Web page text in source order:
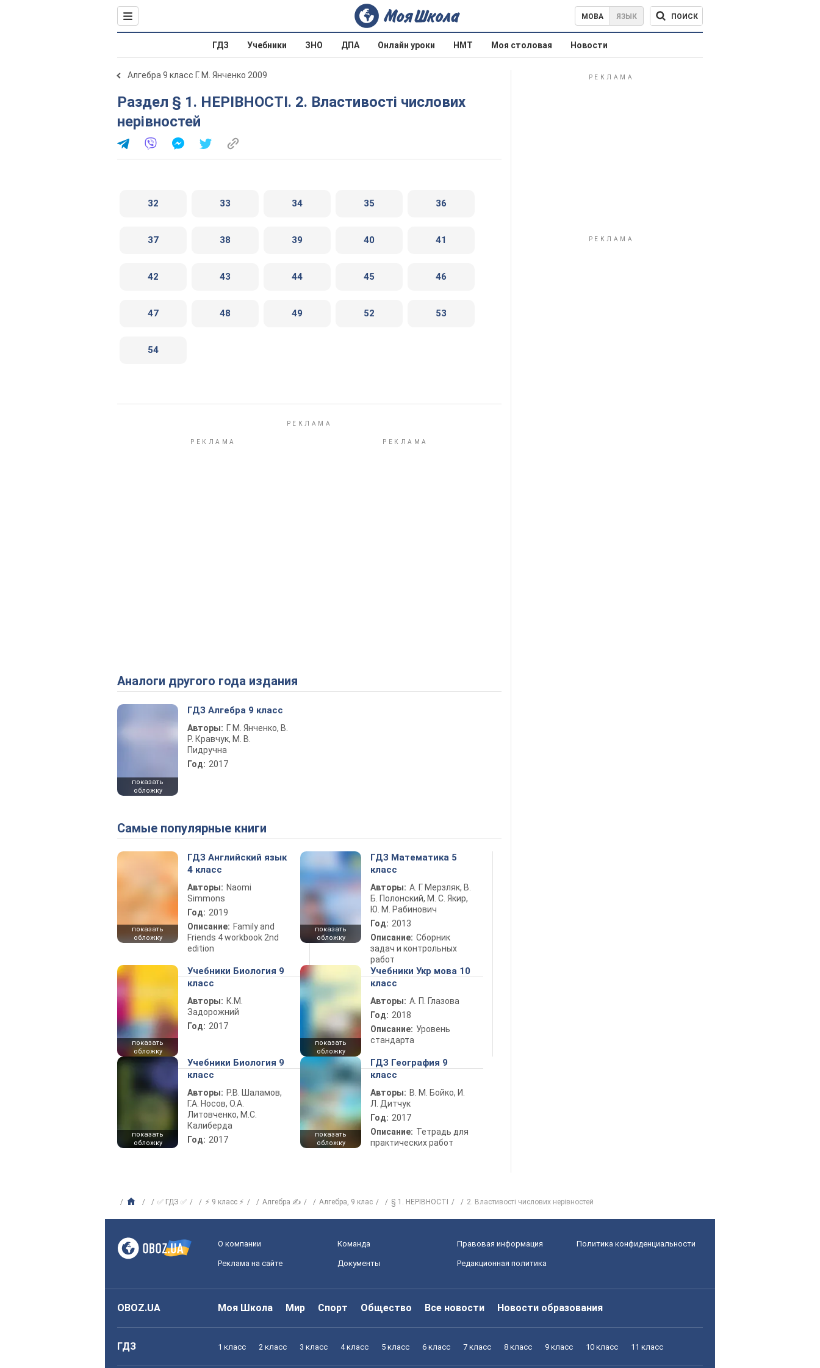
МОВА ЯЗЫК ПОИСК
ГДЗ Учебники ЗНО ДПА Онлайн уроки НМТ Моя столовая Новости
Алгебра 9 класс Г. М. Янченко 2009
Раздел § 1. НЕРІВНОСТІ. 2. Властивості числових
нерівностей
32 33 34 35 36
37 38 39 40 41
42 43 44 45 46
47 48 49 52 53
54
Аналоги другого года издания
показать
обложку
ГДЗ Алгебра 9 класс
Авторы: Г. М. Янченко, В.
Р. Кравчук, М. В.
Пидручна
Год: 2017
Самые популярные книги
показать
обложку
ГДЗ Английский язык
4 класс
Авторы: Naomi
Simmons
Год: 2019
Описание: Family and
Friends 4 workbook 2nd
edition
показать
обложку
ГДЗ Математика 5
класс
Авторы: А. Г. Мерзляк, В.
Б. Полонский, М. С. Якир,
Ю. М. Рабинович
Год: 2013
Описание: Сборник
задач и контрольных
работ
показать
обложку
Учебники Биология 9
класс
Авторы: К.М.
Задорожний
Год: 2017
показать
обложку
Учебники Укр мова 10
класс
Авторы: А. П. Глазова
Год: 2018
Описание: Уровень
стандарта
показать
обложку
Учебники Биология 9
класс
Авторы: Р.В. Шаламов,
Г.А. Носов, О.А.
Литовченко, М.С.
Калиберда
Год: 2017
показать
обложку
ГДЗ География 9
класс
Авторы: В. М. Бойко, И.
Л. Дитчук
Год: 2017
Описание: Тетрадь для
практических работ
✅ ГДЗ ✅ ⚡ 9 класс ⚡ Алгебра ✍ Алгебра, 9 клас § 1. НЕРІВНОСТІ 2. Властивості числових нерівностей
О компании Команда Правовая информация Политика конфиденциальности
Реклама на сайте Документы Редакционная политика
OBOZ.UA Моя Школа Мир Спорт Общество Все новости Новости образования
ГДЗ 1 класс 2 класс 3 класс 4 класс 5 класс 6 класс 7 класс 8 класс 9 класс 10 класс 11 класс